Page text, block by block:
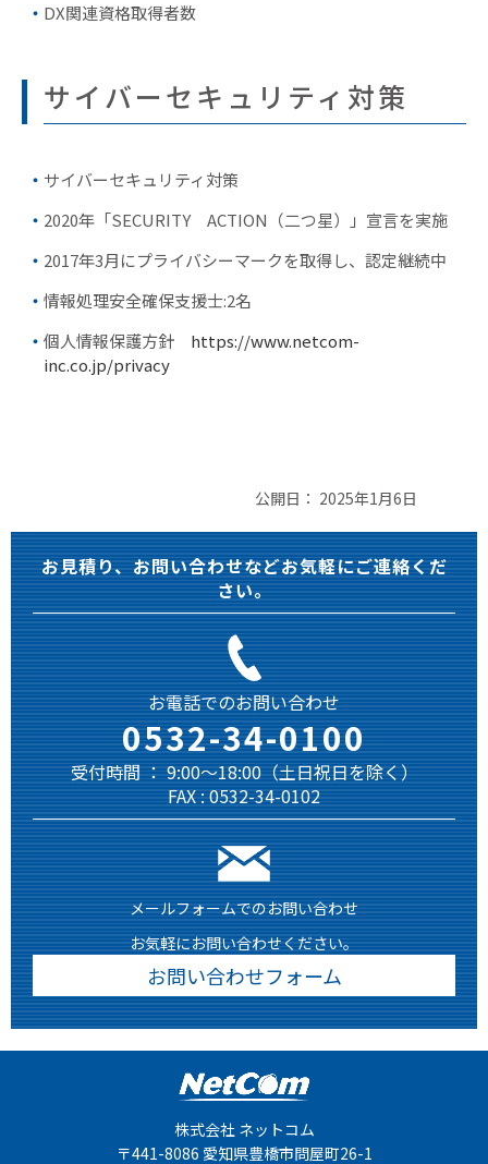
DX関連資格取得者数
サイバーセキュリティ対策
サイバーセキュリティ対策
2020年「SECURITY ACTION（二つ星）」宣言を実施
2017年3月にプライバシーマークを取得し、認定継続中
情報処理安全確保支援士:2名
個人情報保護方針 https://www.netcom-
inc.co.jp/privacy
公開日： 2025年1月6日
お見積り、お問い合わせなどお気軽にご連絡くだ
さい。
お電話でのお問い合わせ
0532-34-0100
受付時間 ： 9:00～18:00（土日祝日を除く）
FAX : 0532-34-0102
メールフォームでのお問い合わせ
お気軽にお問い合わせください。
お問い合わせフォーム
株式会社 ネットコム
〒441-8086 愛知県豊橋市問屋町26-1